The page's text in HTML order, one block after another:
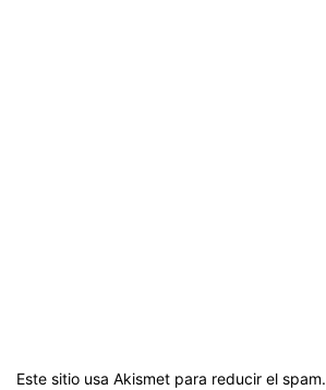
Este sitio usa Akismet para reducir el spam.